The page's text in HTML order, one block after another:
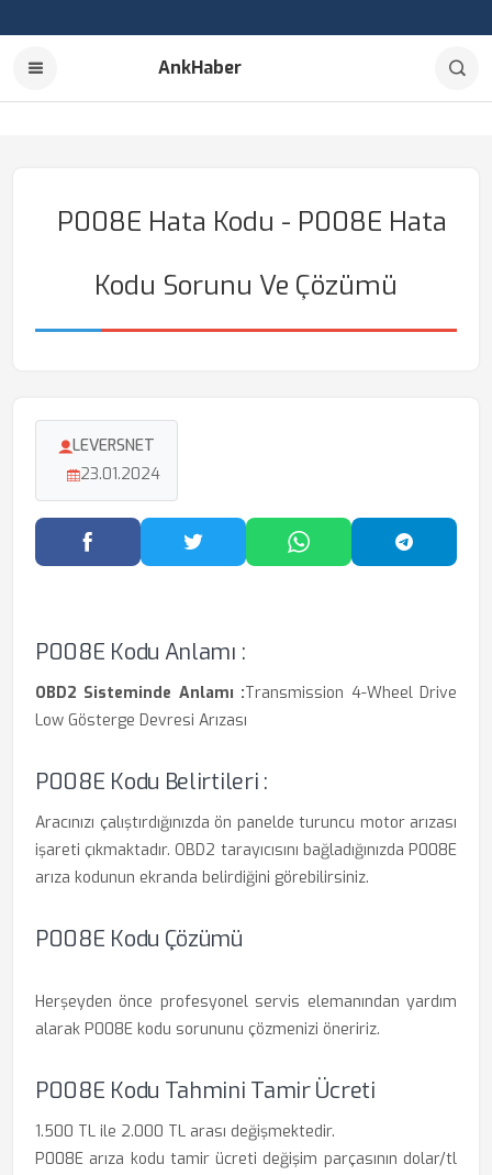
AnkHaber
P008E Hata Kodu - P008E Hata
Kodu Sorunu Ve Çözümü
LEVERSNET
23.01.2024
Facebook'ta PaylaşTwitter'da PaylaşWhatsApp'ta Paylaş
P008E Kodu Anlamı :
OBD2 Sisteminde Anlamı :Transmission 4-Wheel Drive
Low Gösterge Devresi Arızası
P008E Kodu Belirtileri :
Aracınızı çalıştırdığınızda ön panelde turuncu motor arızası
işareti çıkmaktadır. OBD2 tarayıcısını bağladığınızda P008E
arıza kodunun ekranda belirdiğini görebilirsiniz.
P008E Kodu Çözümü
Herşeyden önce profesyonel servis elemanından yardım
alarak P008E kodu sorununu çözmenizi öneririz.
P008E Kodu Tahmini Tamir Ücreti
1.500 TL ile 2.000 TL arası değişmektedir.
P008E arıza kodu tamir ücreti değişim parçasının dolar/tl